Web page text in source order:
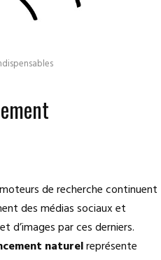
de recherche continuent
des médias sociaux et
d’images par ces derniers.
naturelreprésente